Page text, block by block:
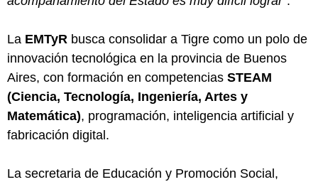
La EMTyR busca consolidar a Tigre como un polo de
innovación tecnológica en la provincia de Buenos
Aires, con formación en competencias STEAM
(Ciencia, Tecnología, Ingeniería, Artes y
Matemática), programación, inteligencia artificial y
fabricación digital.
La secretaria de Educación y Promoción Social,